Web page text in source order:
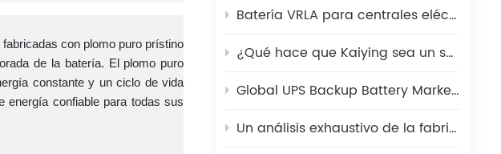
Batería VRLA para centrales eléctricas portátiles: una solución energética segura y duradera para exteriores
¿Qué hace que Kaiying sea un socio global de confianza en la fabricación de baterías de plomo-ácido durante 25 años?
Global UPS Backup Battery Market 2025: Cómo coexisten las baterías de plomo-ácido y litio
Un análisis exhaustivo de la fabricación de placas de batería de plomo-ácido: desde lingotes de plomo hasta placas verdes
con plomo puro prístino
de la batería. El plomo puro
constante y un ciclo de vida
energía confiable para todas sus